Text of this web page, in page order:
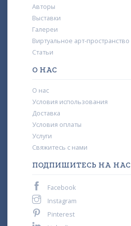
Авторы
Выставки
Галереи
Виртуальное арт-пространство
Статьи
О НАС
О нас
Условия использования
Доставка
Условия оплаты
Услуги
Свяжитесь с нами
ПОДПИШИТЕСЬ НА НАС
Facebook
Instagram
Pinterest